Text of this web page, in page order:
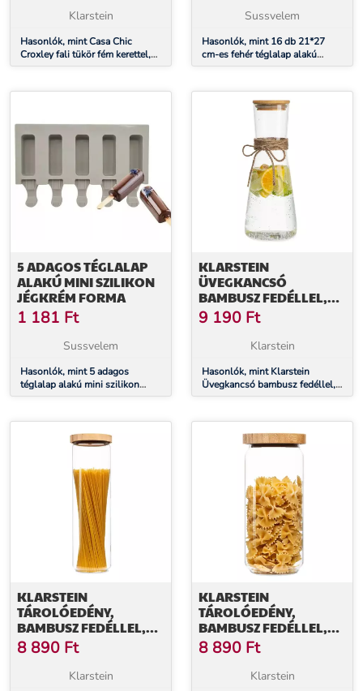
Klarstein
Hasonlók, mint Casa Chic
Croxley fali tükör fém kerettel,
téglalap alakú, 70 x 50 cm
Sussvelem
Hasonlók, mint 16 db 21*27
cm-es fehér téglalap alakú
tortacsipke
5 ADAGOS TÉGLALAP
ALAKÚ MINI SZILIKON
JÉGKRÉM FORMA
1 181 Ft
Sussvelem
Hasonlók, mint 5 adagos
téglalap alakú mini szilikon
jégkrém forma
KLARSTEIN
ÜVEGKANCSÓ
BAMBUSZ FEDÉLLEL,
BOROSZILIKÁT ÜVEG,
HŐÁLLÓ
9 190 Ft
Klarstein
Hasonlók, mint Klarstein
Üvegkancsó bambusz fedéllel,
boroszilikát üveg, hőálló
KLARSTEIN
TÁROLÓEDÉNY,
BAMBUSZ FEDÉLLEL,
1700 ML, EGYMÁSRA
HELYEZHETŐ,
LÉGMENTESEN
8 890 Ft
Klarstein
KLARSTEIN
TÁROLÓEDÉNY,
BAMBUSZ FEDÉLLEL,
1000 ML, EGYMÁSRA
HELYEZHETŐ,
LÉGMENTESEN
8 890 Ft
Klarstein